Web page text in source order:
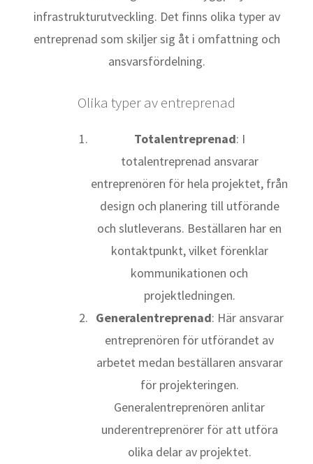
infrastrukturutveckling. Det finns olika typer av
entreprenad som skiljer sig åt i omfattning och
ansvarsfördelning.
Olika typer av entreprenad
Totalentreprenad: I
totalentreprenad ansvarar
entreprenören för hela projektet, från
design och planering till utförande
och slutleverans. Beställaren har en
kontaktpunkt, vilket förenklar
kommunikationen och
projektledningen.
Generalentreprenad: Här ansvarar
entreprenören för utförandet av
arbetet medan beställaren ansvarar
för projekteringen.
Generalentreprenören anlitar
underentreprenörer för att utföra
olika delar av projektet.